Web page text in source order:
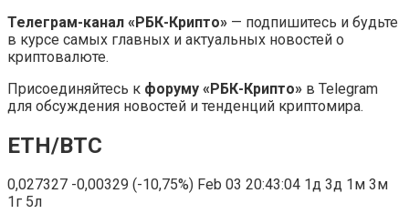
Телеграм-канал «РБК-Крипто» — подпишитесь и будьте
в курсе самых главных и актуальных новостей о
криптовалюте.
Присоединяйтесь к форуму «РБК-Крипто» в Telegram
для обсуждения новостей и тенденций криптомира.
ETH/BTC
0,027327 -0,00329 (-10,75%) Feb 03 20:43:04 1д 3д 1м 3м
1г 5л